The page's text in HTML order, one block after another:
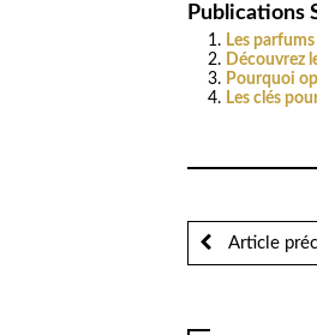
Publications
Les
Découvrez
Pourquoi
Les clés
Article